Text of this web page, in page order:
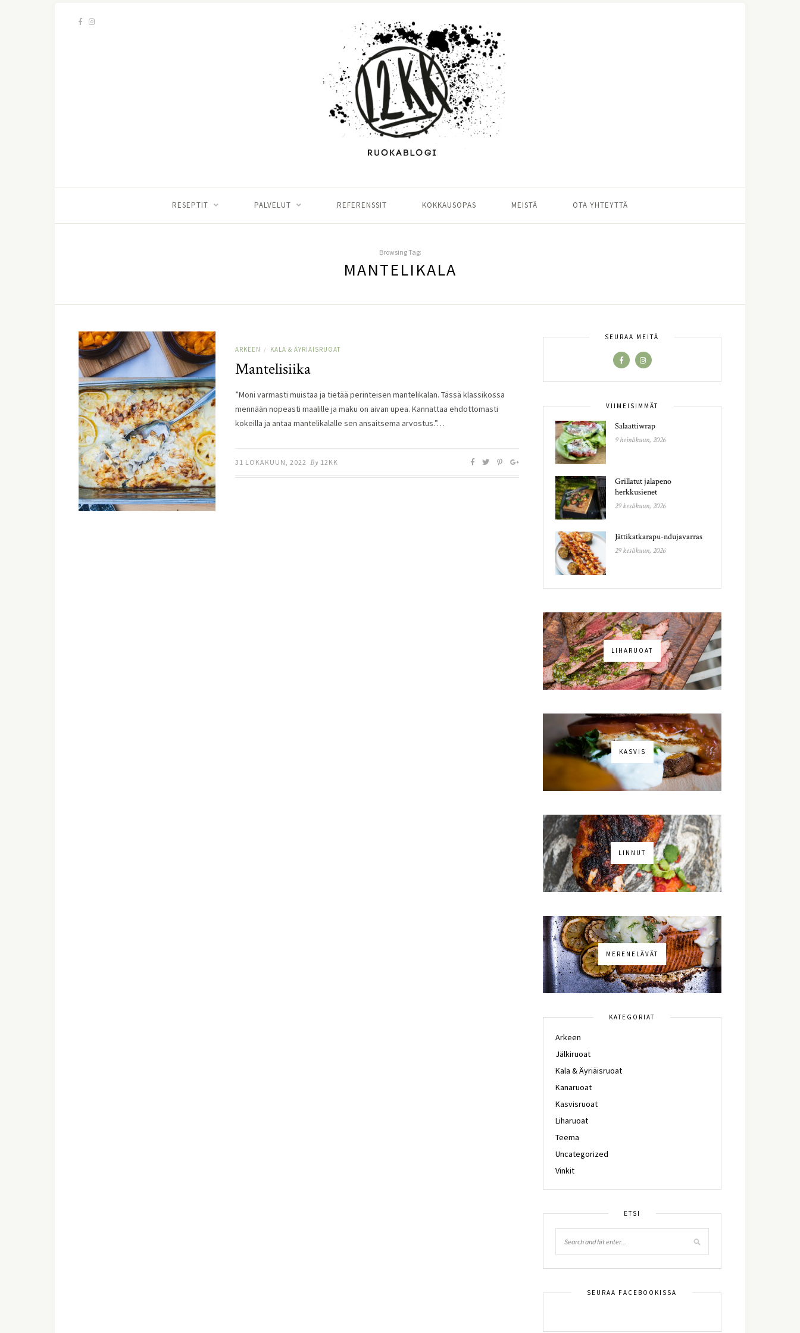
RESEPTIT PALVELUT REFERENSSIT KOKKAUSOPAS MEISTÄ OTA YHTEYTTÄ
Browsing Tag:
MANTELIKALA
ARKEEN / KALA & ÄYRIÄISRUOAT
Mantelisiika
”Moni varmasti muistaa ja tietää perinteisen mantelikalan. Tässä klassikossa
mennään nopeasti maalille ja maku on aivan upea. Kannattaa ehdottomasti
kokeilla ja antaa mantelikalalle sen ansaitsema arvostus.”…
31 LOKAKUUN, 2022 By 12KK
SEURAA MEITÄ
VIIMEISIMMÄT
Salaattiwrap
9 heinäkuun, 2026
Grillatut jalapeno
herkkusienet
29 kesäkuun, 2026
Jättikatkarapu-ndujavarras
29 kesäkuun, 2026
LIHARUOAT
KASVIS
LINNUT
MERENELÄVÄT
KATEGORIAT
Arkeen
Jälkiruoat
Kala & Äyriäisruoat
Kanaruoat
Kasvisruoat
Liharuoat
Teema
Uncategorized
Vinkit
ETSI
SEURAA FACEBOOKISSA